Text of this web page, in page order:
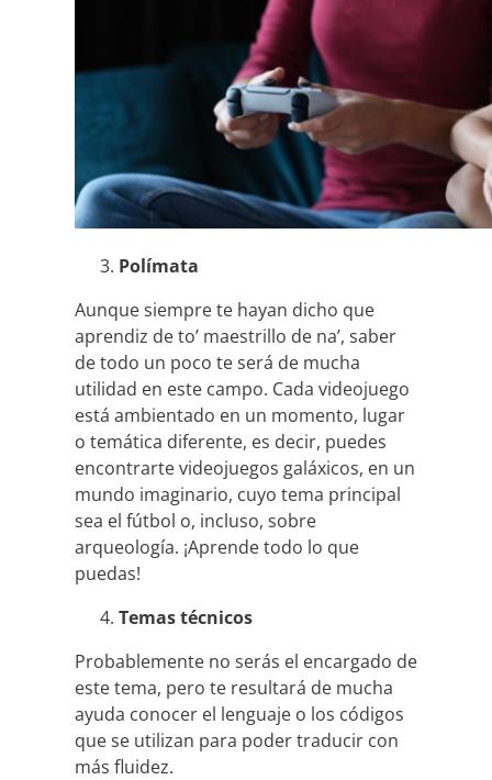
Polímata
Aunque siempre te hayan dicho que
aprendiz de to’ maestrillo de na’, saber
de todo un poco te será de mucha
utilidad en este campo. Cada videojuego
está ambientado en un momento, lugar
o temática diferente, es decir, puedes
encontrarte videojuegos galáxicos, en un
mundo imaginario, cuyo tema principal
sea el fútbol o, incluso, sobre
arqueología. ¡Aprende todo lo que
puedas!
Temas técnicos
Probablemente no serás el encargado de
este tema, pero te resultará de mucha
ayuda conocer el lenguaje o los códigos
que se utilizan para poder traducir con
más fluidez.